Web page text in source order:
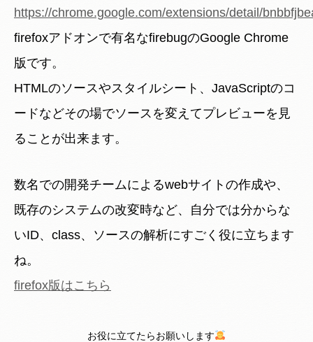
https://chrome.google.com/extensions/detail/
firefoxアドオンで有名なfirebugのGoogle Chrome
版です。
HTMLのソースやスタイルシート、JavaScriptのコ
ードなどその場でソースを変えてプレビューを見
ることが出来ます。
数名での開発チームによるwebサイトの作成や、
既存のシステムの改変時など、自分では分からな
いID、class、ソースの解析にすごく役に立ちます
ね。
firefox版はこちら
お役に立てたらお願いします